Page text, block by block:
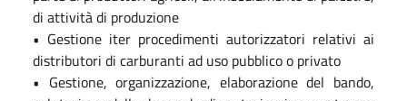
di attività di produzione
• Gestione iter procedimenti autorizzatori relativi ai
distributori di carburanti ad uso pubblico o privato
• Gestione, organizzazione, elaborazione del bando,